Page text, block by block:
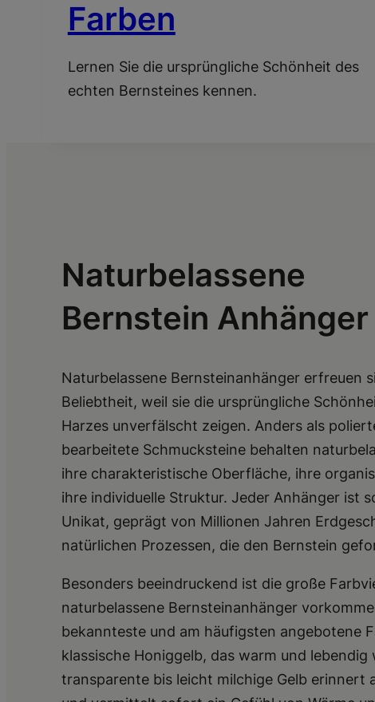
Farben
Lernen Sie die ursprüngliche Schönheit des
echten Bernsteines kennen.
Naturbelassene
Bernstein Anhänger
Naturbelassene Bernsteinanhänger erfreuen
Beliebtheit, weil sie die ursprüngliche
Harzes unverfälscht zeigen. Anders als
bearbeitete Schmucksteine behalten
ihre charakteristische Oberfläche, ihre
ihre individuelle Struktur. Jeder Anhänger ist
Unikat, geprägt von Millionen Jahren
natürlichen Prozessen, die den Bernstein
Besonders beeindruckend ist die große
naturbelassene Bernsteinanhänger
bekannteste und am häufigsten angebotene
klassische Honiggelb, das warm und lebendig
transparente bis leicht milchige Gelb erinnert